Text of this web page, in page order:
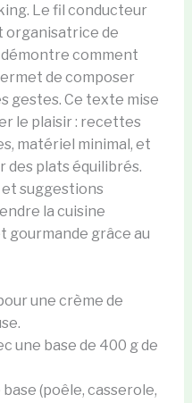
Le fil conducteur
organisatrice de
démontre comment
de composer
gestes. Ce texte mise
le plaisir : recettes
matériel minimal, et
des plats équilibrés.
suggestions
la cuisine
gourmande grâce au
une crème de
une base de 400 g de
(poêle, casserole,